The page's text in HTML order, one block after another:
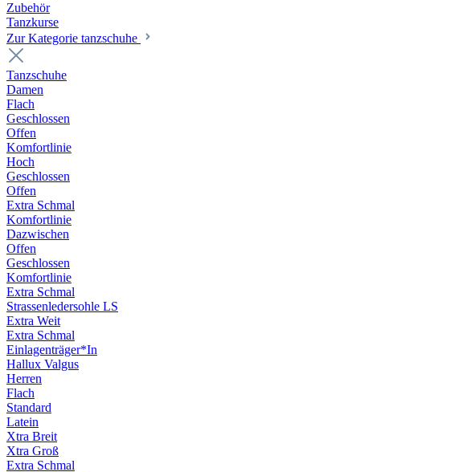
Zubehör
Tanzkurse
Zur Kategorie tanzschuhe
Tanzschuhe
Damen
Flach
Geschlossen
Offen
Komfortlinie
Hoch
Geschlossen
Offen
Extra Schmal
Komfortlinie
Dazwischen
Offen
Geschlossen
Komfortlinie
Extra Schmal
Strassenledersohle LS
Extra Weit
Extra Schmal
Einlagenträger*In
Hallux Valgus
Herren
Flach
Standard
Latein
Xtra Breit
Xtra Groß
Extra Schmal